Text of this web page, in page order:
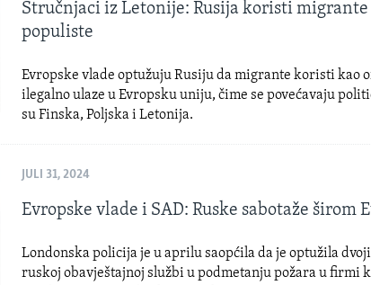
Stručnjaci iz Letonije: Rusija koristi migrante
populiste
Evropske vlade optužuju Rusiju da migrante koristi kao
ilegalno ulaze u Evropsku uniju, čime se povećavaju
su Finska, Poljska i Letonija.
JULI 31, 2024
Evropske vlade i SAD: Ruske sabotaže širom
Londonska policija je u aprilu saopćila da je optužila
ruskoj obavještajnoj službi u podmetanju požara u firmi